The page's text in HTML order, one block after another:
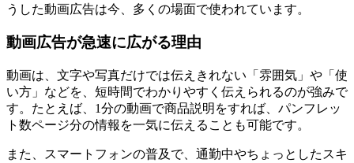
うした動画広告は今、多くの場面で使われています。
動画広告が急速に広がる理由
動画は、文字や写真だけでは伝えきれない「雰囲気」や「使
い方」などを、短時間でわかりやすく伝えられるのが強みで
す。たとえば、1分の動画で商品説明をすれば、パンフレッ
ト数ページ分の情報を一気に伝えることも可能です。
また、スマートフォンの普及で、通勤中やちょっとしたスキ